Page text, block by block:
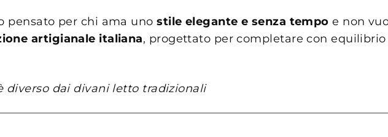
pensato per chi ama unostile elegante e senza tempo e non
artigianale italiana, progettato per completare con
diverso dai divani letto tradizionali